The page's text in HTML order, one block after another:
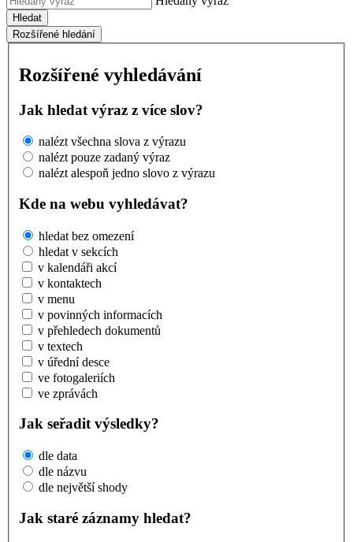
Hledat
Rozšířené hledání
Rozšířené vyhledávání
Jak hledat výraz z více slov?
nalézt všechna slova z výrazu
nalézt pouze zadaný výraz
nalézt alespoň jedno slovo z výrazu
Kde na webu vyhledávat?
hledat bez omezení
hledat v sekcích
v kalendáři akcí
v kontaktech
v menu
v povinných informacích
v přehledech dokumentů
v textech
v úřední desce
ve fotogaleriích
ve zprávách
Jak seřadit výsledky?
dle data
dle názvu
dle největší shody
Jak staré záznamy hledat?